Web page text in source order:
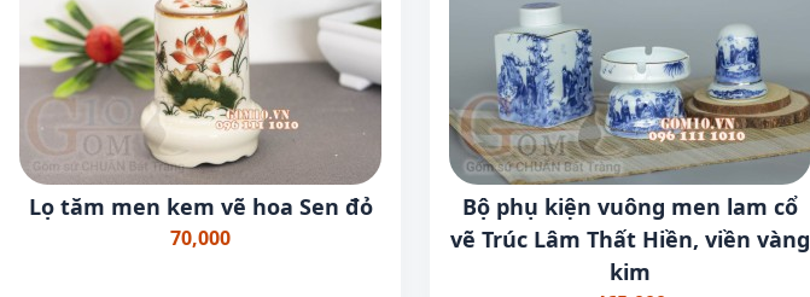
Lọ tăm men kem vẽ hoa Sen đỏ
70,000
Bộ phụ kiện vuông men lam cổ
vẽ Trúc Lâm Thất Hiền, viền vàng
kim